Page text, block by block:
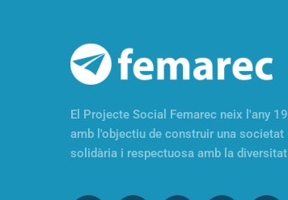
El Projecte Social Femarec neix l'any
amb l'objectiu de construir una societat
solidària i respectuosa amb la